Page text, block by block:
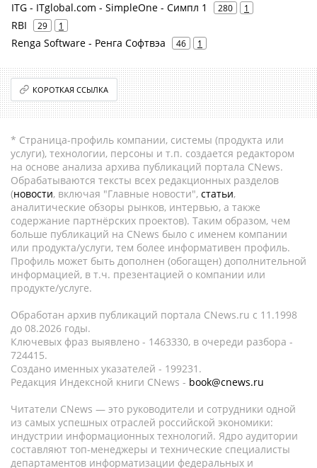
ITG - ITglobal.com - SimpleOne - Симпл 1 280 1
RBI 29 1
Renga Software - Ренга Софтвэа 46 1
КОРОТКАЯ ССЫЛКА
* Страница-профиль компании, системы (продукта или
услуги), технологии, персоны и т.п. создается редактором
на основе анализа архива публикаций портала CNews.
Обрабатываются тексты всех редакционных разделов
(новости, включая "Главные новости", статьи,
аналитические обзоры рынков, интервью, а также
содержание партнёрских проектов). Таким образом, чем
больше публикаций на CNews было с именем компании
или продукта/услуги, тем более информативен профиль.
Профиль может быть дополнен (обогащен) дополнительной
информацией, в т.ч. презентацией о компании или
продукте/услуге.
Обработан архив публикаций портала CNews.ru c 11.1998
до 08.2026 годы.
Ключевых фраз выявлено - 1463330, в очереди разбора -
724415.
Создано именных указателей - 199231.
Редакция Индексной книги CNews - book@cnews.ru
Читатели CNews — это руководители и сотрудники одной
из самых успешных отраслей российской экономики:
индустрии информационных технологий. Ядро аудитории
составляют топ-менеджеры и технические специалисты
департаментов информатизации федеральных и